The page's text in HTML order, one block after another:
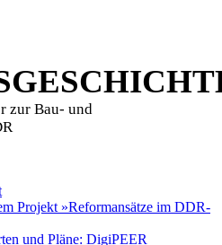
zur Bau- und
Projekt »Reformansätze im DDR-
und Pläne: DigiPEER